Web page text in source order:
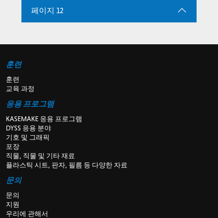
페이지 12
훈련
훈련
교육 과정
응용 프로그램
KASEMAKE 응용 프로그램
DYSS 응용 분야
기호 및 그래픽
포장
직물, 직물 및 기타 재료
플라스틱 시트, 판자, 필름 등 다양한 자료
문의
문의
지원
우리에 관해서